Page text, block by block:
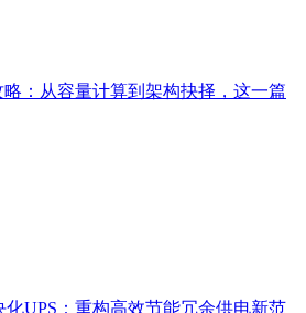
略：从容量计算到架构抉择，这一篇
UPS：重构高效节能冗余供电新范